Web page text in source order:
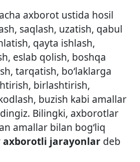
axborot ustida hosil
saqlash, uzatish, qabul
qayta ishlash,
eslab qolish, boshqa
tarqatish, bo‘laklarga
birlashtirish,
buzish kabi amallar
Bilingki, axborotlar
amallar bilan bog‘liq
axborotli jarayonlar deb